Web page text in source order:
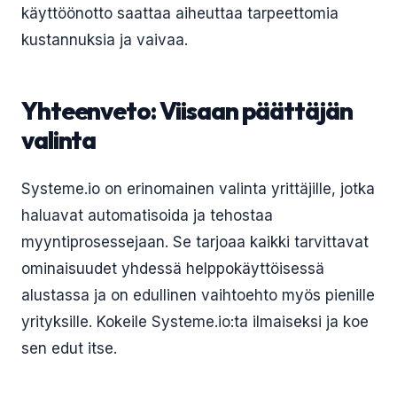
käyttöönotto saattaa aiheuttaa tarpeettomia
kustannuksia ja vaivaa.
Yhteenveto: Viisaan päättäjän
valinta
Systeme.io on erinomainen valinta yrittäjille, jotka
haluavat automatisoida ja tehostaa
myyntiprosessejaan. Se tarjoaa kaikki tarvittavat
ominaisuudet yhdessä helppokäyttöisessä
alustassa ja on edullinen vaihtoehto myös pienille
yrityksille. Kokeile Systeme.io:ta ilmaiseksi ja koe
sen edut itse.